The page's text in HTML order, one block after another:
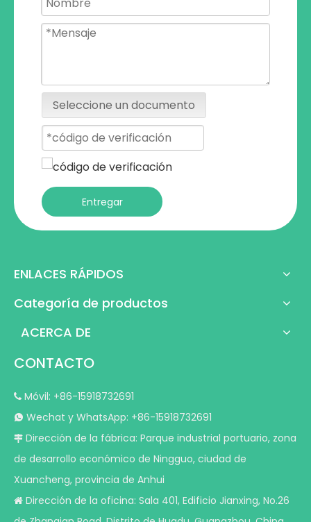
Seleccione un documento
Entregar
ENLACES RÁPIDOS
Categoría de productos
ACERCA DE
CONTACTO
 Móvil: +86-15918732691
 Wechat y WhatsApp: +86-15918732691
 Dirección de la fábrica: Parque industrial portuario, zona
de desarrollo económico de Ningguo, ciudad de
Xuancheng, provincia de Anhui
 Dirección de la oficina: Sala 401, Edificio Jianxing, No.26